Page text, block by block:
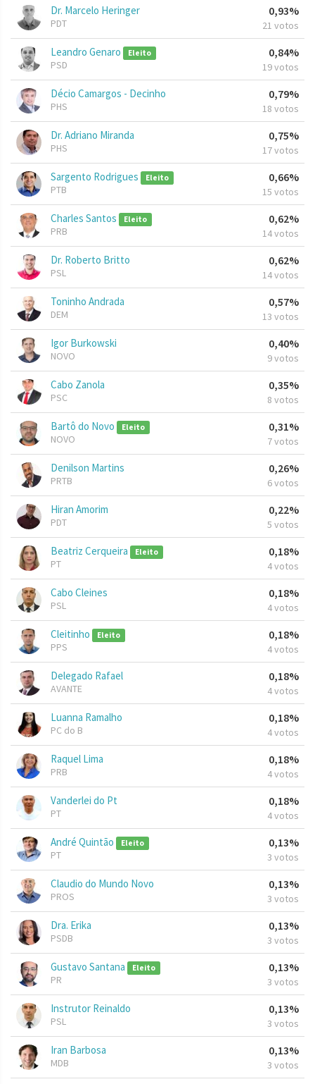
Dr. Marcelo Heringer
PDT
0,93%
21 votos
Leandro Genaro Eleito
PSD
0,84%
19 votos
Décio Camargos - Decinho
PHS
0,79%
18 votos
Dr. Adriano Miranda
PHS
0,75%
17 votos
Sargento Rodrigues Eleito
PTB
0,66%
15 votos
Charles Santos Eleito
PRB
0,62%
14 votos
Dr. Roberto Britto
PSL
0,62%
14 votos
Toninho Andrada
DEM
0,57%
13 votos
Igor Burkowski
NOVO
0,40%
9 votos
Cabo Zanola
PSC
0,35%
8 votos
Bartô do Novo Eleito
NOVO
0,31%
7 votos
Denilson Martins
PRTB
0,26%
6 votos
Hiran Amorim
PDT
0,22%
5 votos
Beatriz Cerqueira Eleito
PT
0,18%
4 votos
Cabo Cleines
PSL
0,18%
4 votos
Cleitinho Eleito
PPS
0,18%
4 votos
Delegado Rafael
AVANTE
0,18%
4 votos
Luanna Ramalho
PC do B
0,18%
4 votos
Raquel Lima
PRB
0,18%
4 votos
Vanderlei do Pt
PT
0,18%
4 votos
André Quintão Eleito
PT
0,13%
3 votos
Claudio do Mundo Novo
PROS
0,13%
3 votos
Dra. Erika
PSDB
0,13%
3 votos
Gustavo Santana Eleito
PR
0,13%
3 votos
Instrutor Reinaldo
PSL
0,13%
3 votos
Iran Barbosa
MDB
0,13%
3 votos